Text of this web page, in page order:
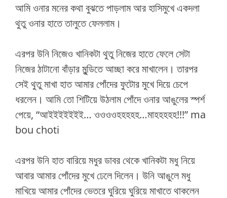
আমি ওনার মনের কথা বুঝতে পাড়লাম আর হাসিমুখে একদলা
থুতু ওনার হাতে তালুতে ফেললাম।
এরপর উনি নিজেও খানিকটা থুতু নিজের হাতে ফেলে সেটা
নিজের ঠাটানো বাঁড়ার মুন্ডিতে আচ্ছা করে মাখালেন। তারপর
সেই থুতু মাখা হাত আমার পোঁদের ফুটোর মুখে দিয়ে চেপে
ধরলেন। আমি তো শিটিয়ে উঠলাম পোঁদে ওনার আঙুলের স্পর্শ
পেয়ে, “আইইইইইইই… ওওওওহহহহহ…মাহহহহহ!!!” ma
bou choti
এরপর উনি হাত বারিয়ে মধুর ডাবর থেকে খানিকটা মধু নিয়ে
আবার আমার পোঁদের মুখে ঢেলে দিলেন। উনি আঙুলে মধু
মাখিয়ে আমার পোঁদের ভেতরে ঘুরিয়ে ঘুরিয়ে মাখাতে থাকলেন